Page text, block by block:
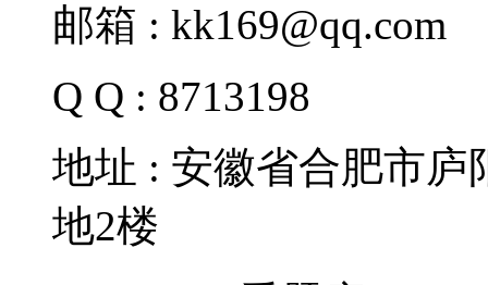
邮箱 : kk169@qq.com
Q Q : 8713198
地址 : 安徽省合肥市
地2楼